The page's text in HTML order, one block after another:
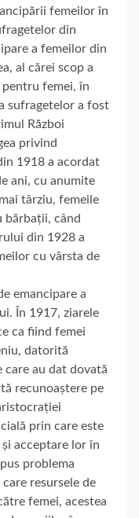
femeilor în
din
a femeilor din
al cărei scop a
femei, în
sufragetelor a fost
Război
privind
1918 a acordat
ani, cu anumite
târziu, femeile
bărbații, când
din 1928 a
cu vârsta de
emancipare a
În 1917, ziarele
ca fiind femei
datorită
au dat dovată
recunoaștere pe
prin care este
acceptare lor în
problema
resursele de
femei, acestea